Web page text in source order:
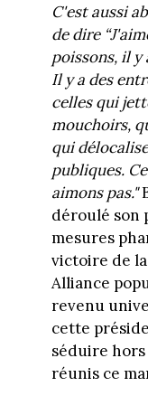
C'est aussi
de dire
poissons, il y
Il y a des
celles qui
mouchoirs,
qui
publiques.
aimons pas."
déroulé son
mesures
victoire de
Alliance
revenu
cette
séduire
réunis ce